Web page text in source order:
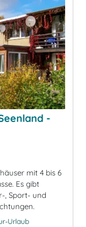
-
mit 4 bis 6
Es gibt
, Sport- und
Urlaub